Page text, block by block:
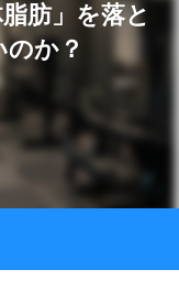
肪」を落と
か？